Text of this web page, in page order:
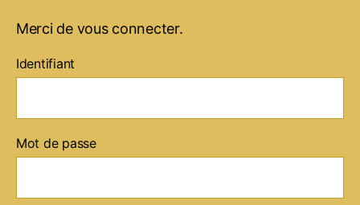
Merci de vous connecter.
Identifiant
Mot de passe